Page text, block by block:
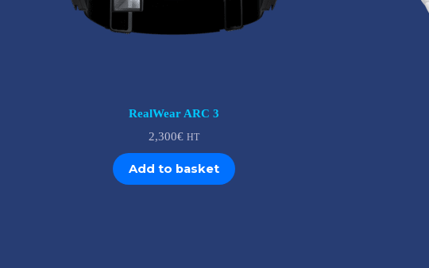
RealWear ARC 3
2,300€ HT
Add to basket